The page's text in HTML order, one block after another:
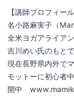
【講師プロフィール
名小路麻実子（
全米ヨガアライア
吉川めい氏のもと
現在長野県内外で
モットーに初心者
開中